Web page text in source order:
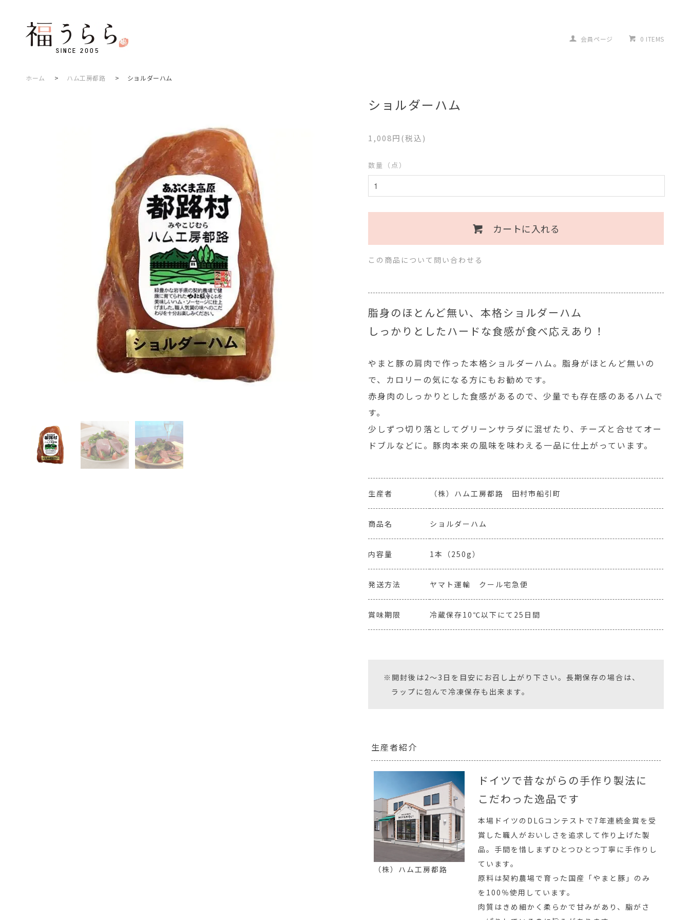
会員ページ 0 ITEMS
ホーム > ハム工房都路 > ショルダーハム
ショルダーハム
1,008円(税込)
数量（点）
カートに入れる
この商品について問い合わせる
脂身のほとんど無い、本格ショルダーハム
しっかりとしたハードな食感が食べ応えあり！
やまと豚の肩肉で作った本格ショルダーハム。脂身がほとんど無いの
で、カロリーの気になる方にもお勧めです。
赤身肉のしっかりとした食感があるので、少量でも存在感のあるハムで
す。
少しずつ切り落としてグリーンサラダに混ぜたり、チーズと合せてオー
ドブルなどに。豚肉本来の風味を味わえる一品に仕上がっています。
生産者 （株）ハム工房都路 田村市船引町
商品名 ショルダーハム
内容量 1本（250g）
発送方法 ヤマト運輸 クール宅急便
賞味期限 冷蔵保存10℃以下にて25日間
※開封後は2〜3日を目安にお召し上がり下さい。長期保存の場合は、
ラップに包んで冷凍保存も出来ます。
生産者紹介
（株）ハム工房都路
ドイツで昔ながらの手作り製法に
こだわった逸品です
本場ドイツのDLGコンテストで7年連続金賞を受
賞した職人がおいしさを追求して作り上げた製
品。手間を惜しまずひとつひとつ丁寧に手作りし
ています。
原料は契約農場で育った国産「やまと豚」のみ
を100％使用しています。
肉質はきめ細かく柔らかで甘みがあり、脂がさ